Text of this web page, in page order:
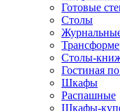
Готовые
Столы
Столы-
Гостиная
Шкафы
Распашные
Шкафы-